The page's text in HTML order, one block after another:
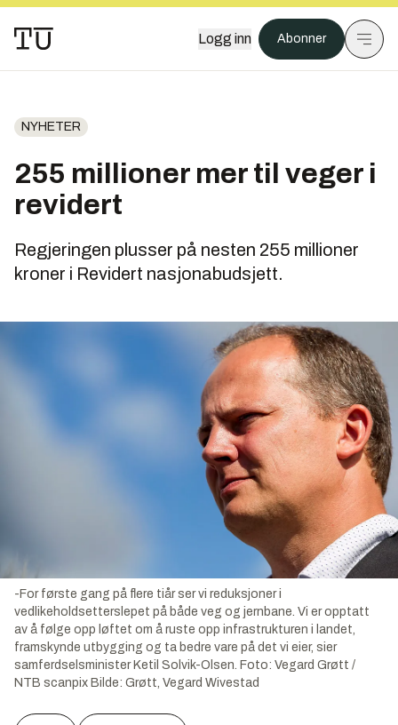
Logg inn Abonner
NYHETER
255 millioner mer til veger i
revidert
Regjeringen plusser på nesten 255 millioner
kroner i Revidert nasjonabudsjett.
-For første gang på flere tiår ser vi reduksjoner i
vedlikeholdsetterslepet på både veg og jernbane. Vi er opptatt
av å følge opp løftet om å ruste opp infrastrukturen i landet,
framskynde utbygging og ta bedre vare på det vi eier, sier
samferdselsminister Ketil Solvik-Olsen. Foto: Vegard Grøtt /
NTB scanpix Bilde: Grøtt, Vegard Wivestad